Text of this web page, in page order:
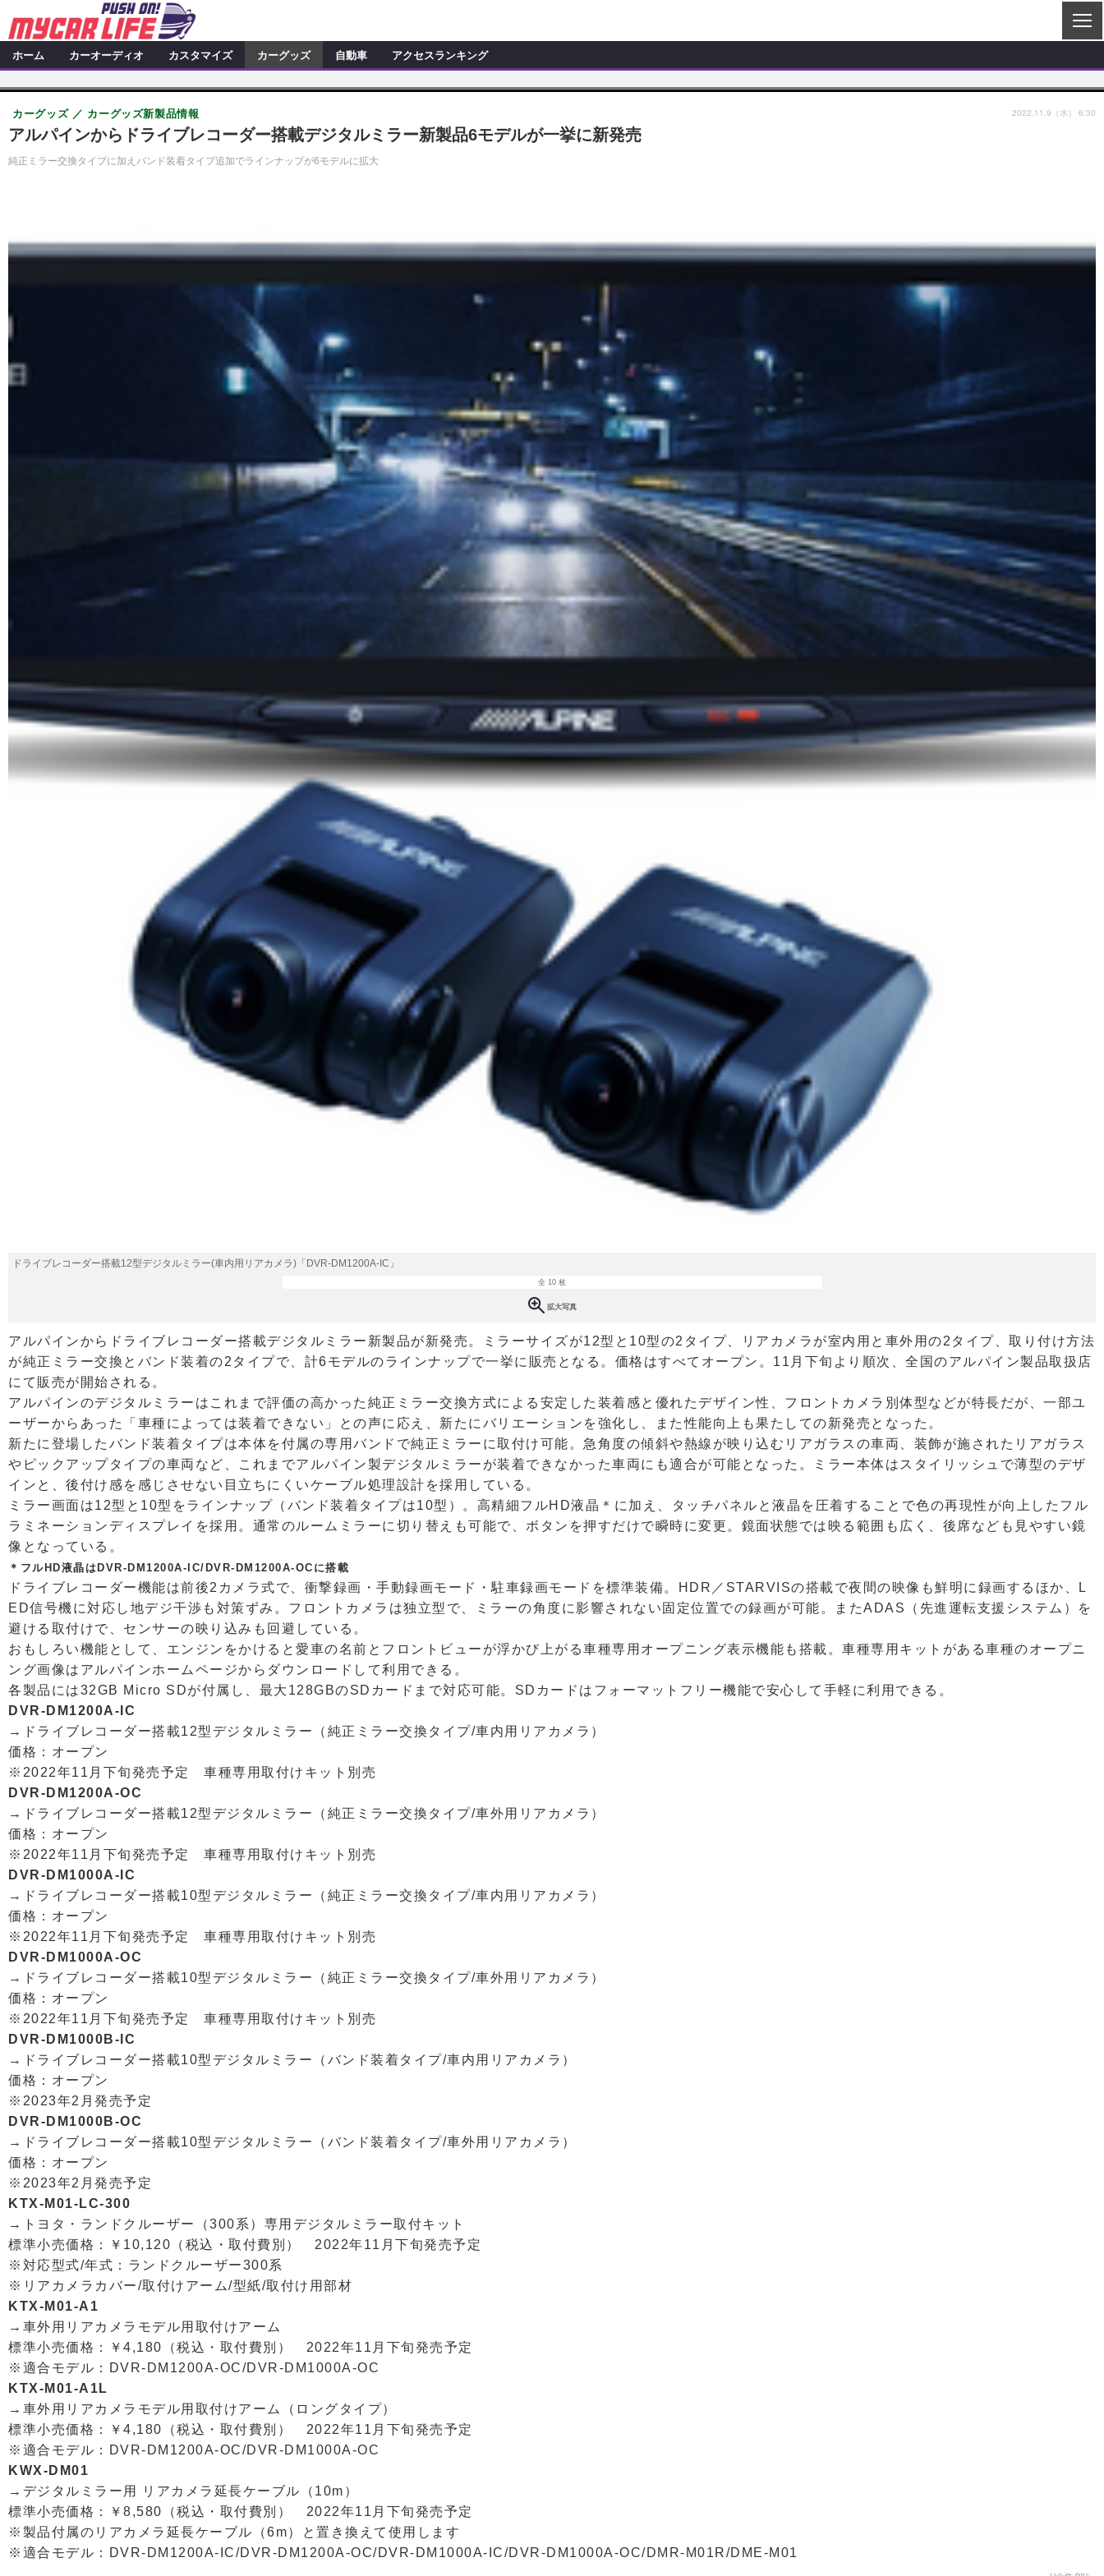
S
E
カーオーディオ
特集記事 新製品情報
ショップ訪問記
カーオーディオニュース デモカー製作記
カスタマイズ
カスタマイズ特集記事 カスタマイズ新製品情報
カスタマイズニュース
カーグッズ
カーグッズ特集記事 カーグッズ新製品情報
自動車
ホーム カーオーディオ カスタマイズ カーグッズ 自動車 アクセスランキング
アルパインからドライブレコーダー搭載デジタルミラー新製品6モデルが一挙に新発売
純正ミラー交換タイプに加えバンド装着タイプ追加でラインナップが6モデルに拡大
カーグッズ カーグッズ新製品情報 2022.11.9（水） 6:30
ドライブレコーダー搭載12型デジタルミラー(車内用リアカメラ)「DVR-DM1200A-IC」
全 10 枚
拡大写真
アルパインからドライブレコーダー搭載デジタルミラー新製品が新発売。ミラーサイズが12型と10型の2タイプ、リアカメラが室内用と車外用の2タイプ、取り付け方法
が純正ミラー交換とバンド装着の2タイプで、計6モデルのラインナップで一挙に販売となる。価格はすべてオープン。11月下旬より順次、全国のアルパイン製品取扱店
にて販売が開始される。
アルパインのデジタルミラーはこれまで評価の高かった純正ミラー交換方式による安定した装着感と優れたデザイン性、フロントカメラ別体型などが特長だが、一部ユ
ーザーからあった「車種によっては装着できない」との声に応え、新たにバリエーションを強化し、また性能向上も果たしての新発売となった。
新たに登場したバンド装着タイプは本体を付属の専用バンドで純正ミラーに取付け可能。急角度の傾斜や熱線が映り込むリアガラスの車両、装飾が施されたリアガラス
やピックアップタイプの車両など、これまでアルパイン製デジタルミラーが装着できなかった車両にも適合が可能となった。ミラー本体はスタイリッシュで薄型のデザ
インと、後付け感を感じさせない目立ちにくいケーブル処理設計を採用している。
ミラー画面は12型と10型をラインナップ（バンド装着タイプは10型）。高精細フルHD液晶＊に加え、タッチパネルと液晶を圧着することで色の再現性が向上したフル
ラミネーションディスプレイを採用。通常のルームミラーに切り替えも可能で、ボタンを押すだけで瞬時に変更。鏡面状態では映る範囲も広く、後席なども見やすい鏡
像となっている。
＊フルHD液晶はDVR-DM1200A-IC/DVR-DM1200A-OCに搭載
ドライブレコーダー機能は前後2カメラ式で、衝撃録画・手動録画モード・駐車録画モードを標準装備。HDR／STARVISの搭載で夜間の映像も鮮明に録画するほか、L
ED信号機に対応し地デジ干渉も対策ずみ。フロントカメラは独立型で、ミラーの角度に影響されない固定位置での録画が可能。またADAS（先進運転支援システム）を
避ける取付けで、センサーの映り込みも回避している。
おもしろい機能として、エンジンをかけると愛車の名前とフロントビューが浮かび上がる車種専用オープニング表示機能も搭載。車種専用キットがある車種のオープニ
ング画像はアルパインホームページからダウンロードして利用できる。
各製品には32GB Micro SDが付属し、最大128GBのSDカードまで対応可能。SDカードはフォーマットフリー機能で安心して手軽に利用できる。
DVR-DM1200A-IC
→ドライブレコーダー搭載12型デジタルミラー（純正ミラー交換タイプ/車内用リアカメラ）
価格：オープン
※2022年11月下旬発売予定 車種専用取付けキット別売
DVR-DM1200A-OC
→ドライブレコーダー搭載12型デジタルミラー（純正ミラー交換タイプ/車外用リアカメラ）
価格：オープン
※2022年11月下旬発売予定 車種専用取付けキット別売
DVR-DM1000A-IC
→ドライブレコーダー搭載10型デジタルミラー（純正ミラー交換タイプ/車内用リアカメラ）
価格：オープン
※2022年11月下旬発売予定 車種専用取付けキット別売
DVR-DM1000A-OC
→ドライブレコーダー搭載10型デジタルミラー（純正ミラー交換タイプ/車外用リアカメラ）
価格：オープン
※2022年11月下旬発売予定 車種専用取付けキット別売
DVR-DM1000B-IC
→ドライブレコーダー搭載10型デジタルミラー（バンド装着タイプ/車内用リアカメラ）
価格：オープン
※2023年2月発売予定
DVR-DM1000B-OC
→ドライブレコーダー搭載10型デジタルミラー（バンド装着タイプ/車外用リアカメラ）
価格：オープン
※2023年2月発売予定
KTX-M01-LC-300
→トヨタ・ランドクルーザー（300系）専用デジタルミラー取付キット
標準小売価格：￥10,120（税込・取付費別） 2022年11月下旬発売予定
※対応型式/年式：ランドクルーザー300系
※リアカメラカバー/取付けアーム/型紙/取付け用部材
KTX-M01-A1
→車外用リアカメラモデル用取付けアーム
標準小売価格：￥4,180（税込・取付費別） 2022年11月下旬発売予定
※適合モデル：DVR-DM1200A-OC/DVR-DM1000A-OC
KTX-M01-A1L
→車外用リアカメラモデル用取付けアーム（ロングタイプ）
標準小売価格：￥4,180（税込・取付費別） 2022年11月下旬発売予定
※適合モデル：DVR-DM1200A-OC/DVR-DM1000A-OC
KWX-DM01
→デジタルミラー用 リアカメラ延長ケーブル（10m）
標準小売価格：￥8,580（税込・取付費別） 2022年11月下旬発売予定
※製品付属のリアカメラ延長ケーブル（6m）と置き換えて使用します
※適合モデル：DVR-DM1200A-IC/DVR-DM1200A-OC/DVR-DM1000A-IC/DVR-DM1000A-OC/DMR-M01R/DME-M01